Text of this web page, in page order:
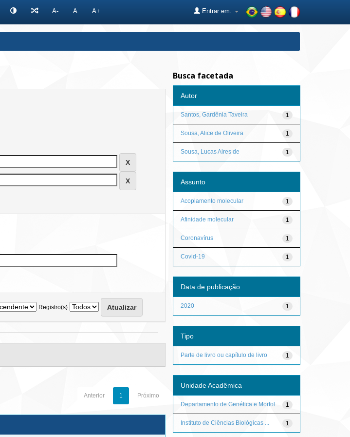
A- A A+ Entrar em:
Registro(s)
Anterior 1 Próximo
Busca facetada
Autor
1
Santos, Gardênia Taveira
1
Sousa, Alice de Oliveira
1
Sousa, Lucas Aires de
Assunto
1
Acoplamento molecular
1
Afinidade molecular
1
Coronavírus
1
Covid-19
Data de publicação
1
2020
Tipo
1
Parte de livro ou capítulo de livro
Unidade Acadêmica
1
Departamento de Genética e Morfol...
1
Instituto de Ciências Biológicas ...